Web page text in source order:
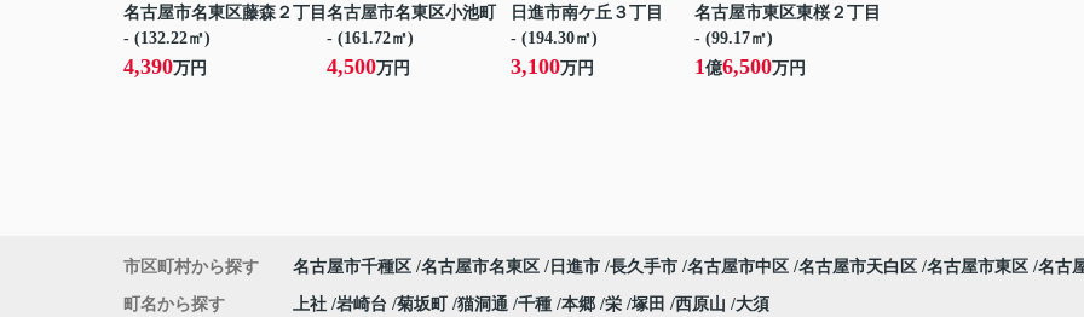
名古屋市名東区藤森２丁目
- (132.22㎡)
4,390万円
名古屋市名東区小池町
- (161.72㎡)
4,500万円
日進市南ケ丘３丁目
- (194.30㎡)
3,100万円
名古屋市東区東桜２丁目
- (99.17㎡)
1億6,500万円
市区町村から探す 名古屋市千種区 名古屋市名東区 日進市 長久手市 名古屋市中区 名古屋市天白区 名古屋市東区 名古
町名から探す 上社 岩崎台 菊坂町 猫洞通 千種 本郷 栄 塚田 西原山 大須